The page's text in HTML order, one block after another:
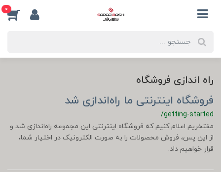
0
راه اندازی فروشگاه
فروشگاه اینترنتی ما راه‌اندازی شد
/getting-started
مفتخریم اعلام کنیم که فروشگاه اینترنتی این مجموعه راه‌اندازی شد و
از این پس، فروش محصولات را به صورت الکترونیک در اختیار شما،
قرار خواهیم داد.